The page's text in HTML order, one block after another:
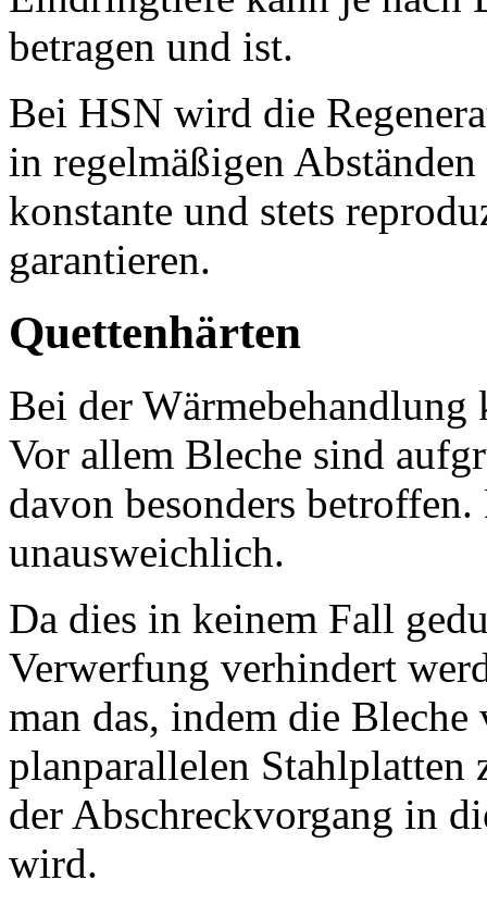
betragen und ist.
Bei HSN wird die
in regelmäßigen
konstante und stets
garantieren.
Quettenhärten
Bei der
Vor allem Bleche sind
davon besonders
unausweichlich.
Da dies in keinem Fall
Verwerfung verhindert
man das, indem die
planparallelen Stahlplatten
der Abschreckvorgang in
wird.